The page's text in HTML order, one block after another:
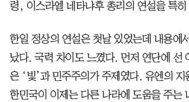
령, 이스라엘 네타냐후 총리의 연설을 특
한일 정상의 연설은 첫날 있었는데 내용에
났다. 국력 차이도 느꼈다. 먼저 연단에 선
은 ‘빛’과 민주주의가 주제였다. 유엔의 지
한민국이 이제는 다른 나라에 도움을 주는